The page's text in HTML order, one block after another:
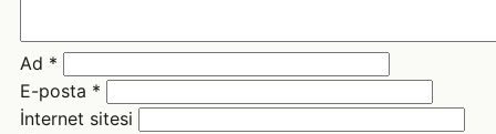
Ad *
E-posta *
İnternet sitesi